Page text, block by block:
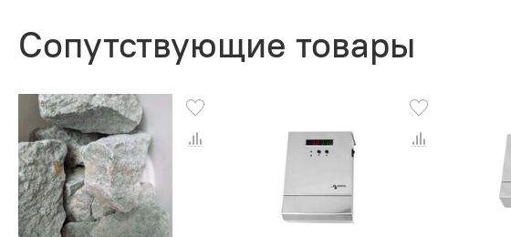
Сопутствующие товары